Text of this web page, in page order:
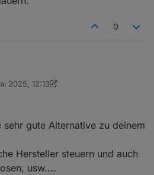
0
ich mir mal anschauen, es liest
dann das Thema Wallbox steuern
dauern.
2025, 12:13
psrelax
gute Alternative zu deinem
Hersteller steuern und auch
usw....